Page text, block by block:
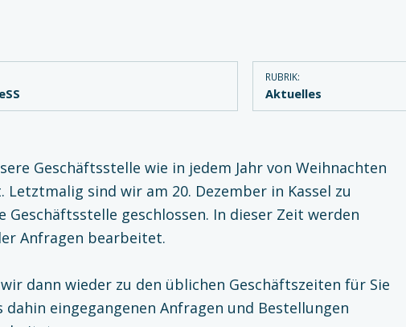
RUBRIK:
Aktuelles
Geschäftsstelle wie in jedem Jahr von Weihnachten
Letztmalig sind wir am 20. Dezember in Kassel zu
Geschäftsstelle geschlossen. In dieser Zeit werden
Anfragen bearbeitet.
dann wieder zu den üblichen Geschäftszeiten für Sie
dahin eingegangenen Anfragen und Bestellungen